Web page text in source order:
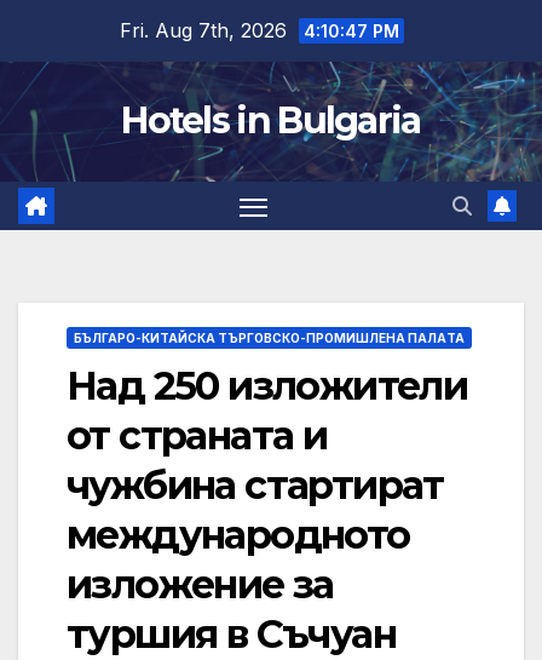
content
Fri. Aug 7th, 2026 4:10:48 PM
Hotels in Bulgaria
БЪЛГАРО-КИТАЙСКА ТЪРГОВСКО-ПРОМИШЛЕНА ПАЛAТА
Над 250 изложители
от страната и
чужбина стартират
международното
изложение за
туршия в Съчуан